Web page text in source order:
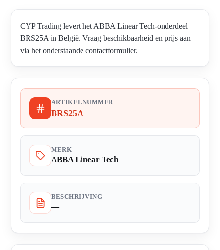
CYP Trading levert het ABBA Linear Tech-onderdeel
BRS25A in België. Vraag beschikbaarheid en prijs aan
via het onderstaande contactformulier.
ARTIKELNUMMER
BRS25A
MERK
ABBA Linear Tech
BESCHRIJVING
—